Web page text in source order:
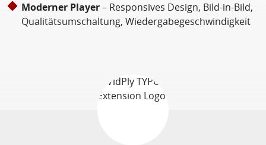
Moderner Player– Responsives Design, Bild-in-Bild,
Qualitätsumschaltung, Wiedergabegeschwindigkeit